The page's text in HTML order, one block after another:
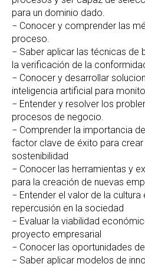
para un dominio dado.
− Conocer y comprender las
proceso.
− Saber aplicar las técnicas de
la verificación de la
− Conocer y desarrollar
inteligencia artificial para
− Entender y resolver los
procesos de negocio.
− Comprender la importancia
factor clave de éxito para
sostenibilidad
− Conocer las herramientas y
para la creación de nuevas
− Entender el valor de la
repercusión en la sociedad
− Evaluar la viabilidad
proyecto empresarial
− Conocer las oportunidades
− Saber aplicar modelos de